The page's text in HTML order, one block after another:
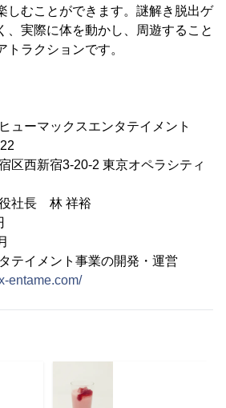
しむことができます。謎解き脱出ゲ
、実際に体を動かし、周遊すること
トラクションです。
ーマックスエンタテイメント
宿3-20-2 東京オペラシティ
社長 林 祥裕
テイメント事業の開発・運営
entame.com/